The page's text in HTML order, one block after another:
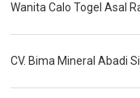
Wanita Calo Togel Asal
CV. Bima Mineral Abadi